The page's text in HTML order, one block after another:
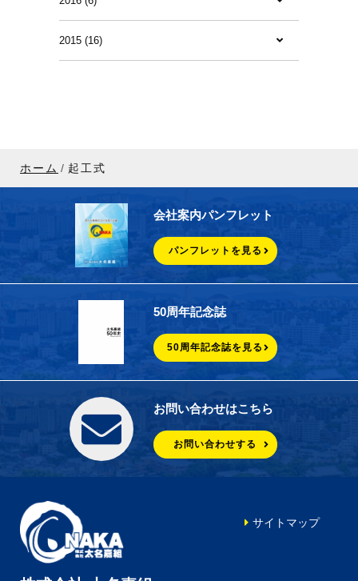
2015 (16)
ホーム 起工式
会社案内パンフレット
パンフレットを見る
50周年記念誌
50周年記念誌を見る
お問い合わせはこちら
お問い合わせする
サイトマップ